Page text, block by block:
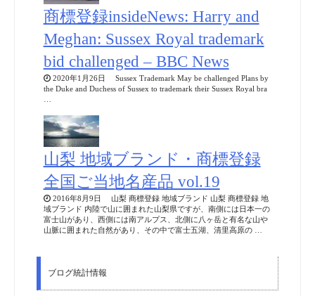
商標登録insideNews: Harry and
Meghan: Sussex Royal trademark
bid challenged – BBC News
2020年1月26日 Sussex Trademark May be challenged Plans by
the Duke and Duchess of Sussex to trademark their Sussex Royal bra
山梨 地域ブランド・商標登録
全国ご当地名産品 vol.19
2016年8月9日 山梨 商標登録 地域ブランド 山梨 商標登録 地
域ブランド 内陸で山に囲まれた山梨県ですが、南側には日本一の
富士山があり、西側には南アルプス、北側に八ヶ岳と有名な山や
山脈に囲まれた自然があり、その中で富士五湖、清里高原の …
ブログ統計情報